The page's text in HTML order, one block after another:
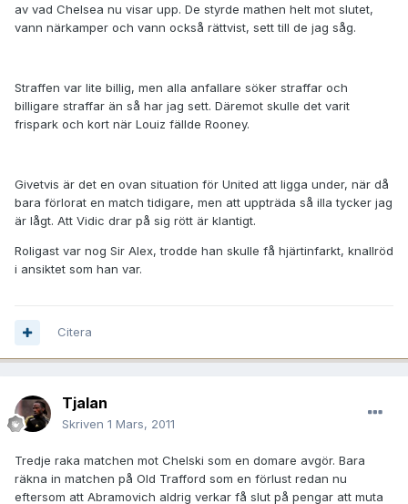
av vad Chelsea nu visar upp. De styrde mathen helt mot slutet,
vann närkamper och vann också rättvist, sett till de jag såg.
Straffen var lite billig, men alla anfallare söker straffar och
billigare straffar än så har jag sett. Däremot skulle det varit
frispark och kort när Louiz fällde Rooney.
Givetvis är det en ovan situation för United att ligga under, när då
bara förlorat en match tidigare, men att uppträda så illa tycker jag
är lågt. Att Vidic drar på sig rött är klantigt.
Roligast var nog Sir Alex, trodde han skulle få hjärtinfarkt, knallröd
i ansiktet som han var.
Citera
Tjalan
Skriven 1 Mars, 2011
Tredje raka matchen mot Chelski som en domare avgör. Bara
räkna in matchen på Old Trafford som en förlust redan nu
eftersom att Abramovich aldrig verkar få slut på pengar att muta